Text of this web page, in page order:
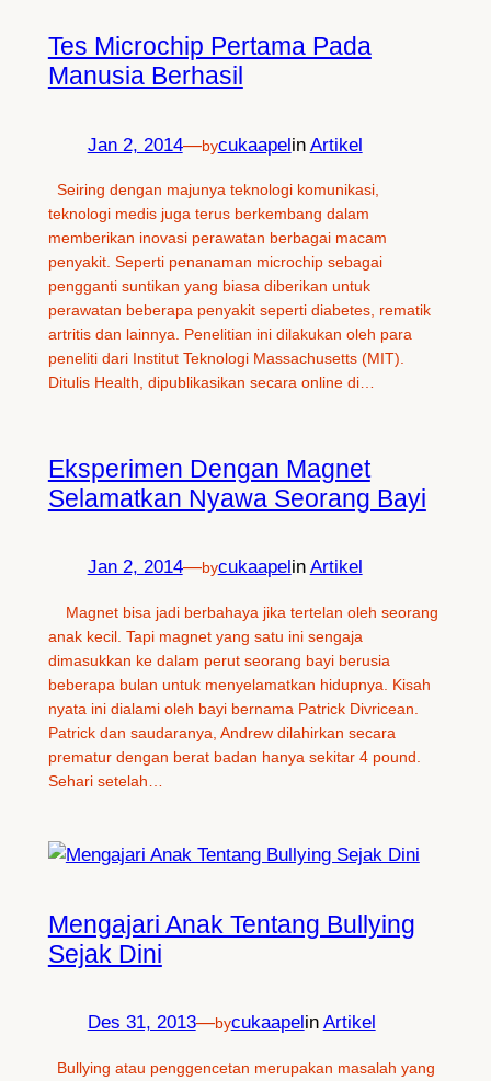
Tes Microchip Pertama Pada
Manusia Berhasil
Jan 2, 2014—bycukaapelin Artikel
Seiring dengan majunya teknologi komunikasi,
teknologi medis juga terus berkembang dalam
memberikan inovasi perawatan berbagai macam
penyakit. Seperti penanaman microchip sebagai
pengganti suntikan yang biasa diberikan untuk
perawatan beberapa penyakit seperti diabetes, rematik
artritis dan lainnya. Penelitian ini dilakukan oleh para
peneliti dari Institut Teknologi Massachusetts (MIT).
Ditulis Health, dipublikasikan secara online di…
Eksperimen Dengan Magnet
Selamatkan Nyawa Seorang Bayi
Jan 2, 2014—bycukaapel in Artikel
Magnet bisa jadi berbahaya jika tertelan oleh seorang
anak kecil. Tapi magnet yang satu ini sengaja
dimasukkan ke dalam perut seorang bayi berusia
beberapa bulan untuk menyelamatkan hidupnya. Kisah
nyata ini dialami oleh bayi bernama Patrick Divricean.
Patrick dan saudaranya, Andrew dilahirkan secara
prematur dengan berat badan hanya sekitar 4 pound.
Sehari setelah…
Mengajari Anak Tentang Bullying
Sejak Dini
Des 31, 2013—bycukaapel in Artikel
Bullying atau penggencetan merupakan masalah yang